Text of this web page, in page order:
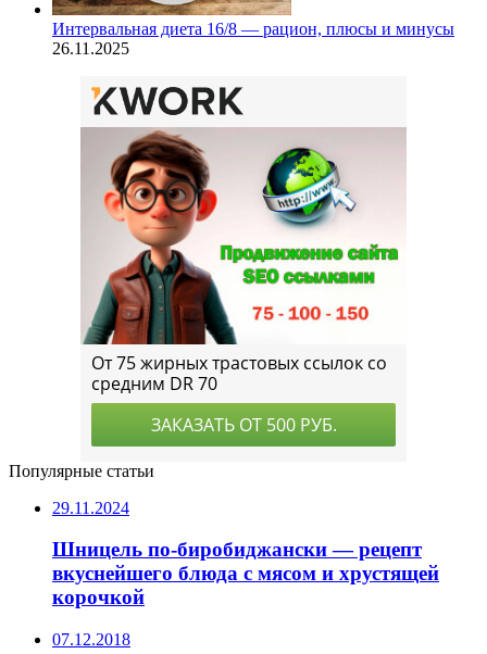
Интервальная диета 16/8 — рацион, плюсы и минусы
26.11.2025
Популярные статьи
29.11.2024
Шницель по-биробиджански — рецепт
вкуснейшего блюда с мясом и хрустящей
корочкой
07.12.2018